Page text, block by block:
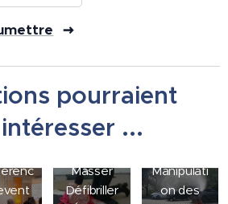
pourraient
...
Masser
Défibriller
Manipulati
on des